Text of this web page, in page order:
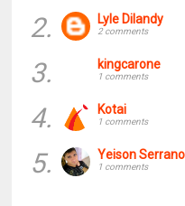
2. Lyle Dilandy
2 comments
3. kingcarone
1 comments
4. Kotai
1 comments
5. Yeison Serrano
1 comments